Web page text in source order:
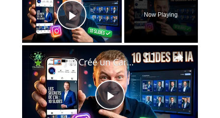
Play Video
Now Playing
Play
J'ai Créé un Carrousel Instagram 10 Slides Pro avec l'IA — Workflow Complet avec Claude+FlexClip